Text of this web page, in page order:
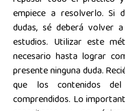
empiece a resolverlo. Si
dudas, sé deberá volver
estudios. Utilizar este
necesario hasta lograr
presente ninguna duda.
que los contenidos del
comprendidos. Lo